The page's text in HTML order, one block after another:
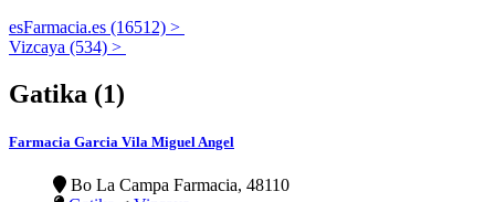
esFarmacia.es (16512) >
Vizcaya (534) >
Gatika (1)
Farmacia Garcia Vila Miguel Angel
Bo La Campa Farmacia, 48110